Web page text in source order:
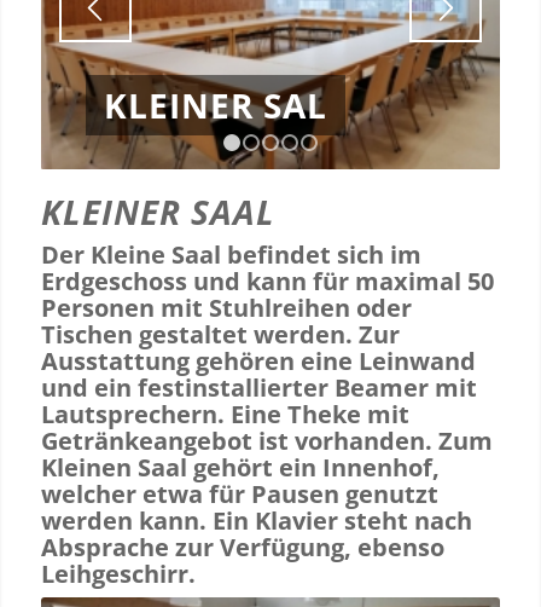
2 3
KLEINER SAL
KLEINER SAAL
Der Kleine Saal befindet sich im
Erdgeschoss und kann für maximal 50
Personen mit Stuhlreihen oder
Tischen gestaltet werden. Zur
Ausstattung gehören eine Leinwand
und ein festinstallierter Beamer mit
Lautsprechern. Eine Theke mit
Getränkeangebot ist vorhanden. Zum
Kleinen Saal gehört ein Innenhof,
welcher etwa für Pausen genutzt
werden kann. Ein Klavier steht nach
Absprache zur Verfügung, ebenso
Leihgeschirr.